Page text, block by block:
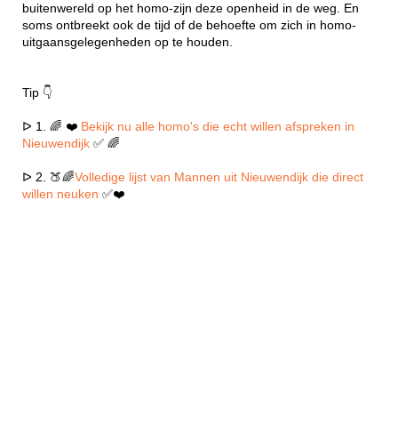
buitenwereld op het homo-zijn deze openheid in de weg. En
soms ontbreekt ook de tijd of de behoefte om zich in homo-
uitgaansgelegenheden op te houden.
Tip 👇
ᐅ 1. 🌈 ❤️ Bekijk nu alle homo's die echt willen afspreken in
Nieuwendijk ✅ 🌈
ᐅ 2. 🍑🌈Volledige lijst van Mannen uit Nieuwendijk die direct
willen neuken ✅❤️